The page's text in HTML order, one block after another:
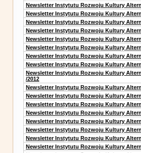
Newsletter Instytutu Rozwoju Kultury
Newsletter Instytutu Rozwoju Kultury
Newsletter Instytutu Rozwoju Kultury
Newsletter Instytutu Rozwoju Kultury
Newsletter Instytutu Rozwoju Kultury
Newsletter Instytutu Rozwoju Kultury
Newsletter Instytutu Rozwoju Kultury
Newsletter Instytutu Rozwoju Kultury
Newsletter Instytutu Rozwoju Kultury
/2012
Newsletter Instytutu Rozwoju Kultury
Newsletter Instytutu Rozwoju Kultury
Newsletter Instytutu Rozwoju Kultury
Newsletter Instytutu Rozwoju Kultury
Newsletter Instytutu Rozwoju Kultury
Newsletter Instytutu Rozwoju Kultury
Newsletter Instytutu Rozwoju Kultury
Newsletter Instytutu Rozwoju Kultury